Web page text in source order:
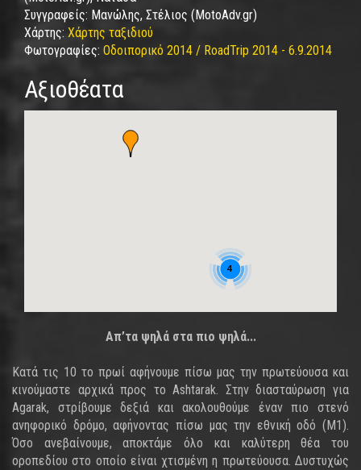
Συγγραφείς: Μανώλης, Στέλιος (MotoAdv.gr)
Χάρτης: Χάρτης ταξιδιού
Φωτογραφίες: Οδοιπορικό 2014 / RoadTrip 2014 - 6.9.2014
Αξιοθέατα
4
Απ’τα ψηλά στα πιο ψηλά...
Κατά τις 10 το πρωί αφήνουμε πίσω μας την πρωτεύουσα και
κινούμαστε αρχικά προς το Ashtarak. Στην διασταύρωση για
Agarak, στρίβουμε δεξιά και ακολουθούμε έναν πιο στενό
ανηφορικό δρόμο, αφήνοντας πίσω μας την εθνική οδό (Μ1).
Όσο ανεβαίνουμε, αποκτάμε όλο και καλύτερη θέα του
οροπεδίου στο οποίο είναι χτισμένη η πρωτεύουσα. Δυστυχώς